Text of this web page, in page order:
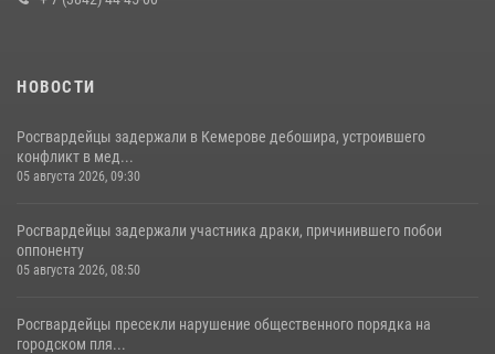
НОВОСТИ
Росгвардейцы задержали в Кемерове дебошира, устроившего
конфликт в мед...
05 августа 2026, 09:30
Росгвардейцы задержали участника драки, причинившего побои
оппоненту
05 августа 2026, 08:50
Росгвардейцы пресекли нарушение общественного порядка на
городском пля...